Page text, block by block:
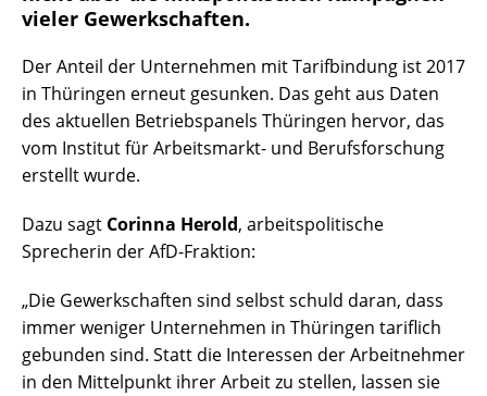
vieler Gewerkschaften.
Der Anteil der Unternehmen mit Tarifbindung ist 2017
in Thüringen erneut gesunken. Das geht aus Daten
des aktuellen Betriebspanels Thüringen hervor, das
vom Institut für Arbeitsmarkt- und Berufsforschung
erstellt wurde.
Dazu sagt Corinna Herold, arbeitspolitische
Sprecherin der AfD-Fraktion:
„Die Gewerkschaften sind selbst schuld daran, dass
immer weniger Unternehmen in Thüringen tariflich
gebunden sind. Statt die Interessen der Arbeitnehmer
in den Mittelpunkt ihrer Arbeit zu stellen, lassen sie